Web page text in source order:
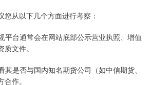
从以下几个方面进行考察：
平台通常会在网站底部公示营业执照、增值
文件。
其是否与国内知名期货公司（如中信期货、
作。